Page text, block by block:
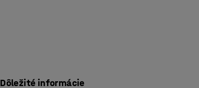
Dôležité informácie